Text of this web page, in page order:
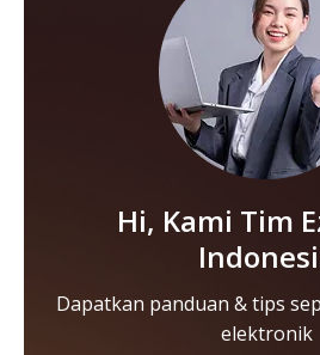
Hi, Kami Tim
Dapatkan panduan & tips
elektronik